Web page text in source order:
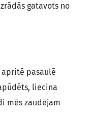
gatavots no
apritē pasaulē
liecina
mēs zaudējam